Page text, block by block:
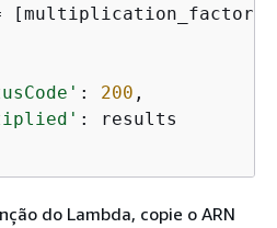
[multiplication_factor
: 200 ,
: results
do Lambda, copie o ARN